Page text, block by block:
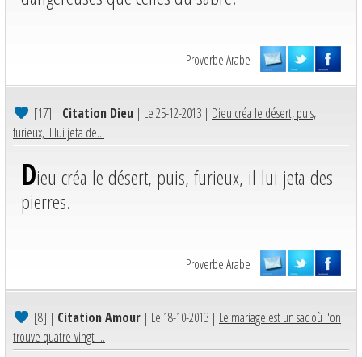
Proverbe Arabe
[17] | Citation Dieu | Le 25-12-2013 | Dieu créa le désert, puis,
furieux, il lui jeta de...
Dieu créa le désert, puis, furieux, il lui jeta des
pierres.
Proverbe Arabe
[8] | Citation Amour | Le 18-10-2013 | Le mariage est un sac où l'on
trouve quatre-vingt-...